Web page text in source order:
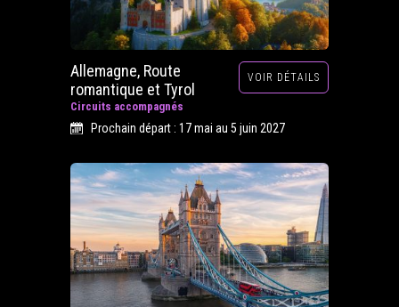
Allemagne, Route
romantique et Tyrol
Circuits accompagnés
VOIR DÉTAILS
Prochain départ : 17 mai au 5 juin 2027